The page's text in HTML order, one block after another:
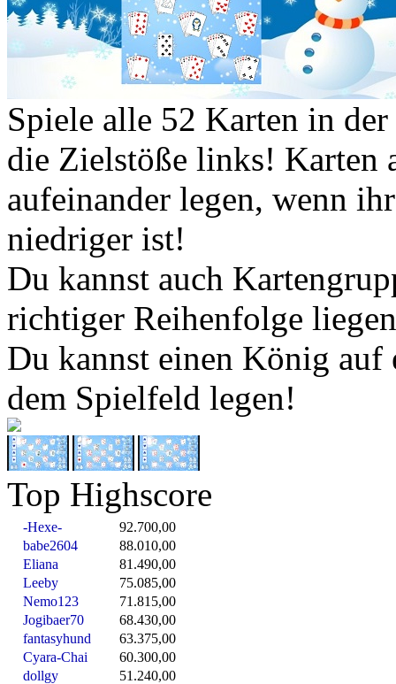
Spiele alle 52 Karten in
die Zielstöße links! Karten
aufeinander legen, wenn
niedriger ist!
Du kannst auch
richtiger Reihenfolge
Du kannst einen König auf
dem Spielfeld legen!
Top Highscore
-Hexe-
92.700,00
babe2604
88.010,00
Eliana
81.490,00
Leeby
75.085,00
Nemo123
71.815,00
Jogibaer70
68.430,00
fantasyhund
63.375,00
Cyara-Chai
60.300,00
dollgy
51.240,00